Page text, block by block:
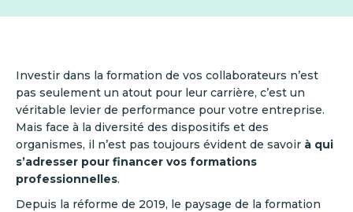
Investir dans la formation de vos collaborateurs n’est
pas seulement un atout pour leur carrière, c’est un
véritable levier de performance pour votre entreprise.
Mais face à la diversité des dispositifs et des
organismes, il n’est pas toujours évident de savoir à qui
s’adresser pour financer vos formations
professionnelles.
Depuis la réforme de 2019, le paysage de la formation